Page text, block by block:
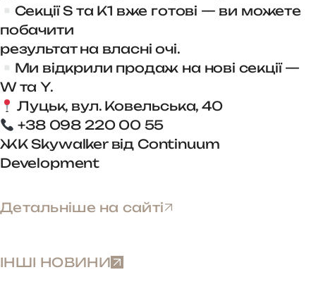
Секції S та K1 вже готові — ви можете
побачити
результат на власні очі.
Ми відкрили продаж на нові секції —
W та Y.
Луцьк, вул. Ковельська, 40
+38 098 220 00 55
ЖК Skywalker від Continuum
Development
Детальніше на сайті
ІНШІ НОВИНИ